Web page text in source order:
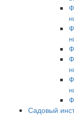
Садовый